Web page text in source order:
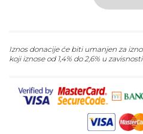
Iznos donacije će biti umanjen za
koji iznose od 1,4% do 2,6% u